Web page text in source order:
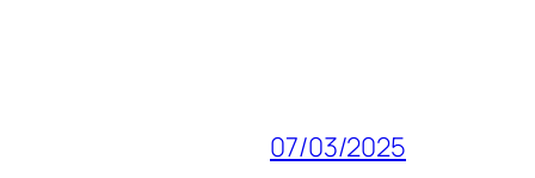
07/03/2025